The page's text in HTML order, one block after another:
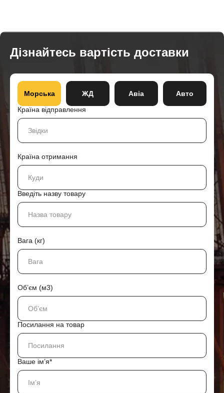
Дізнайтесь вартість доставки
Морська ЖД Авіа
Авто
Країна відправлення
Країна отримання
Введіть назву товару
Вага (кг)
Об’єм (м3)
Посилання на товар
Ваше ім’я*